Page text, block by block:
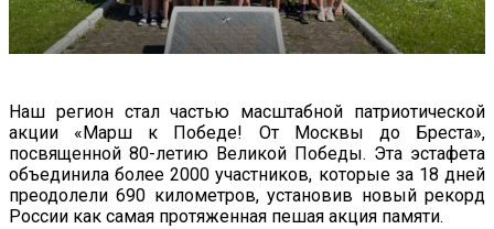
Наш регион стал частью масштабной патриотической
акции «Марш к Победе! От Москвы до Бреста»,
посвященной 80-летию Великой Победы. Эта эстафета
объединила более 2000 участников, которые за 18 дней
преодолели 690 километров, установив новый рекорд
России как самая протяженная пешая акция памяти.